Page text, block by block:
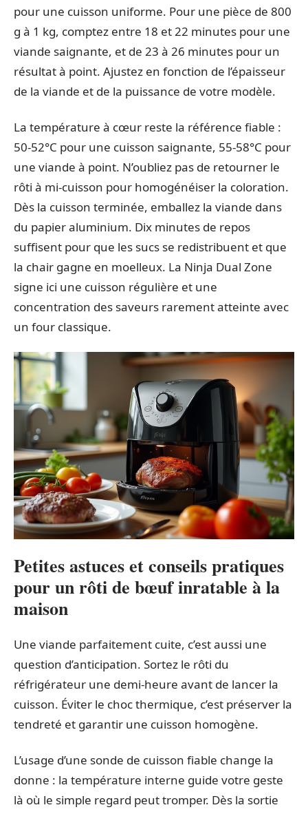
pour une cuisson uniforme. Pour une pièce de 800
g à 1 kg, comptez entre 18 et 22 minutes pour une
viande saignante, et de 23 à 26 minutes pour un
résultat à point. Ajustez en fonction de l’épaisseur
de la viande et de la puissance de votre modèle.
La température à cœur reste la référence fiable :
50-52°C pour une cuisson saignante, 55-58°C pour
une viande à point. N’oubliez pas de retourner le
rôti à mi-cuisson pour homogénéiser la coloration.
Dès la cuisson terminée, emballez la viande dans
du papier aluminium. Dix minutes de repos
suffisent pour que les sucs se redistribuent et que
la chair gagne en moelleux. La Ninja Dual Zone
signe ici une cuisson régulière et une
concentration des saveurs rarement atteinte avec
un four classique.
Petites astuces et conseils pratiques
pour un rôti de bœuf inratable à la
maison
Une viande parfaitement cuite, c’est aussi une
question d’anticipation. Sortez le rôti du
réfrigérateur une demi-heure avant de lancer la
cuisson. Éviter le choc thermique, c’est préserver la
tendreté et garantir une cuisson homogène.
L’usage d’une sonde de cuisson fiable change la
donne : la température interne guide votre geste
là où le simple regard peut tromper. Dès la sortie